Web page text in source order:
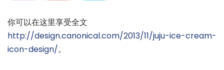
你可以在这里享受全文
http://design.canonical.com/2013/11/juju-ice-cream-
icon-design/。